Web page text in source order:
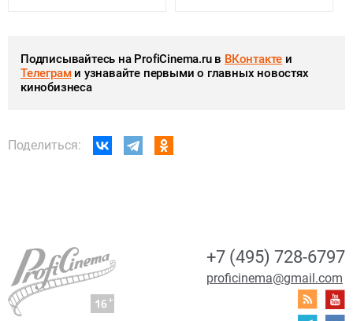
Подписывайтесь на ProfiCinema.ru в ВКонтакте и
Телеграми узнавайте первыми о главных новостях
кинобизнеса
Поделиться:
+7 (495) 728-6797
proficinema@gmail.com